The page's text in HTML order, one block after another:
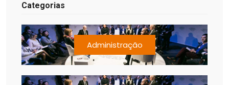
Categorias
Administração